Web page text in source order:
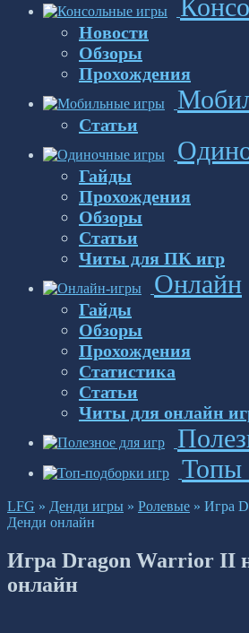
Новости
Обзоры
Прохождения
Статьи
Гайды
Прохождения
Обзоры
Статьи
Читы для ПК игр
Онлайн
Гайды
Обзоры
Прохождения
Статистика
Статьи
Читы для онлайн
Топы
LFG » Денди игры » Ролевые » Игра
Денди онлайн
Игра Dragon Warrior II
онлайн